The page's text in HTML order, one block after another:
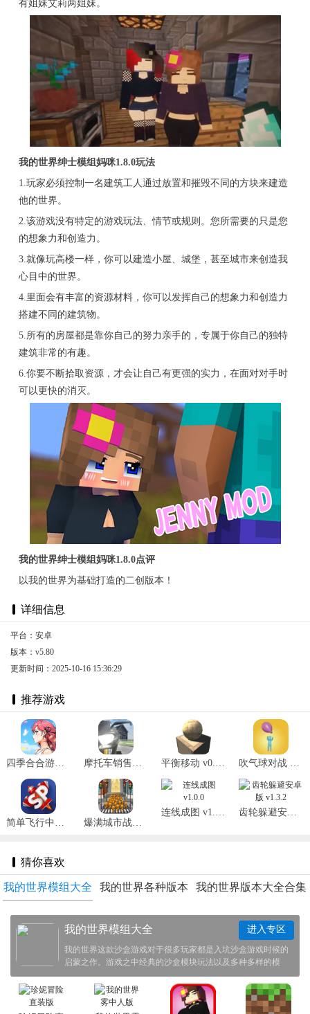
有姐妹艾莉两姐妹。
我的世界绅士模组妈咪1.8.0玩法
1.玩家必须控制一名建筑工人通过放置和摧毁不同的方块来建造
他的世界。
2.该游戏没有特定的游戏玩法、情节或规则。您所需要的只是您
的想象力和创造力。
3.就像玩高楼一样，你可以建造小屋、城堡，甚至城市来创造我
心目中的世界。
4.里面会有丰富的资源材料，你可以发挥自己的想象力和创造力
搭建不同的建筑物。
5.所有的房屋都是靠你自己的努力亲手的，专属于你自己的独特
建筑非常的有趣。
6.你要不断拾取资源，才会让自己有更强的实力，在面对对手时
可以更快的消灭。
我的世界绅士模组妈咪1.8.0点评
以我的世界为基础打造的二创版本！
详细信息
平台：安卓
版本：v5.80
更新时间：2025-10-16 15:36:29
推荐游戏
四季合合游戏最新版 v1.1.3
爆满城市战争 v1.1
齿轮躲避安卓版 v1.3.2
猜你喜欢
我的世界模组大全 我的世界各种版本 我的世界版本大全合集
我的世界模组大全
我的世界这款沙盒游戏对于很多玩家都是入坑沙盒游戏时候的
启蒙之作。游戏之中经典的沙盒模块玩法以及多种多样的模
组。更是提升了玩家们的游戏体验。这次我们帮大家整理了我
的世界模组大全，将一些热门模组推荐给大家。
进入专区